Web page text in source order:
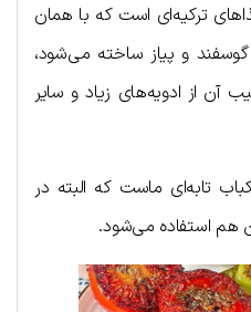
ترکیه‌ای است که با همان
و پیاز ساخته می‌شود،
آن از ادویه‌های زیاد و سایر
تابه‌ای ماست که البته در
هم استفاده می‌شود.